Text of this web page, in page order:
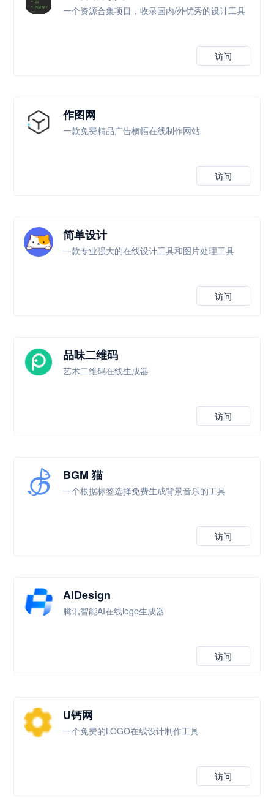
一个资源合集项目，收录国内/外优秀的设计工具
访问
作图网
一款免费精品广告横幅在线制作网站
访问
简单设计
一款专业强大的在线设计工具和图片处理工具
访问
品味二维码
艺术二维码在线生成器
访问
BGM 猫
一个根据标签选择免费生成背景音乐的工具
访问
AIDesign
腾讯智能AI在线logo生成器
访问
U钙网
一个免费的LOGO在线设计制作工具
访问